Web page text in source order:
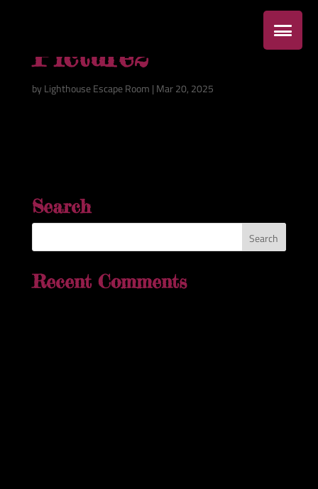
Picture2
byLighthouse Escape Room | Mar 20, 2025
Search
Recent Comments